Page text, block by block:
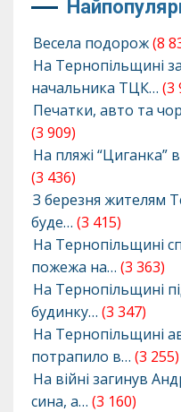
Весела подорож(8
На Тернопільщині
начальника ТЦК… (3
Печатки, авто та
(3 909)
На пляжі “Циганка”
(3 436)
З березня жителям
буде… (3 415)
На Тернопільщині
пожежа на… (3 363)
На Тернопільщині
будинку… (3 347)
На Тернопільщині
потрапило в… (3 255)
На війні загинув
сина, а… (3 160)